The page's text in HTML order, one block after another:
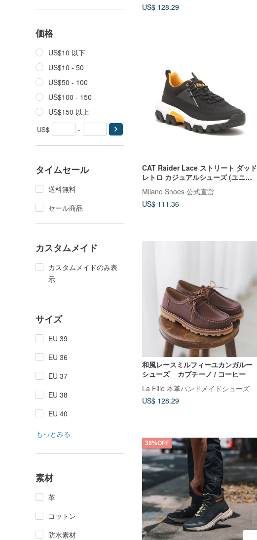
価格
US$10 以下
US$10 - 50
US$50 - 100
US$100 - 150
US$150 以上
US$ -
タイムセール
送料無料
セール商品
カスタムメイド
カスタムメイドのみ表
示
サイズ
EU 39
EU 36
EU 37
EU 38
EU 40
もっとみる
素材
革
コットン
防水素材
US$ 128.29
CAT Raider Lace ストリート ダッド
レトロ カジュアルシューズ (ユニセ
ックス) - ブラック
Milano Shoes 公式直営
US$ 111.36
和風レースミルフィーユカンガルー
シューズ _ カプチーノ / コーヒー
La Fille 本革ハンドメイドシューズ
US$ 128.29
38%OFF